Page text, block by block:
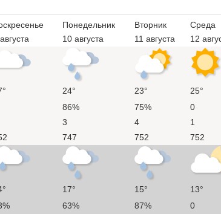
Понедельник
10 августа
Вторник
11 августа
Среда
12
24° 23° 25°
86% 75% 0
3 4 1
747 752 752
17° 15° 13°
63% 87% 0